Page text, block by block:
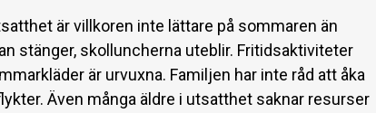
är villkoren inte lättare på sommaren än
stänger, skolluncherna uteblir. Fritidsaktiviteter
är urvuxna. Familjen har inte råd att åka
Även många äldre i utsatthet saknar resurser